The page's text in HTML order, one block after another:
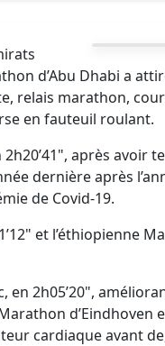
d’Abu Dhabi a
relais marathon,
en fauteuil roulant.
après avoir
dernière après
de Covid-19.
et l’éthiopienne
en 2h05’20",
d’Eindhoven
cardiaque avant